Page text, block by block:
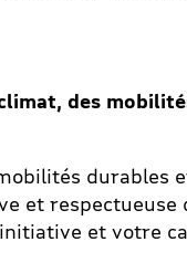
des
durables
et respectueuse
et votre